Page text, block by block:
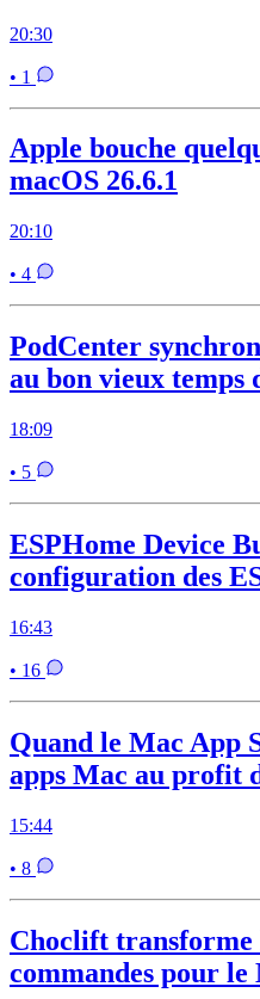
20:30
• 1
Apple bouche
macOS 26.6.1
20:10
• 4
PodCenter
au bon vieux temps
18:09
• 5
ESPHome Device
configuration des
16:43
• 16
Quand le Mac App
apps Mac au profit
15:44
• 8
Choclift transforme
commandes pour le